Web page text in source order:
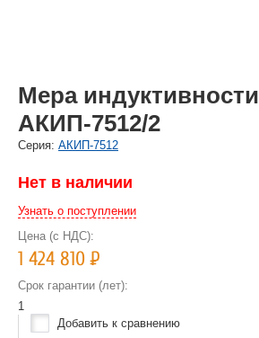
Мера индуктивности
АКИП-7512/2
Cерия: АКИП-7512
Нет в наличии
Узнать о поступлении
Цена (с НДС):
1 424 810Р
Срок гарантии (лет):
1
Добавить к сравнению